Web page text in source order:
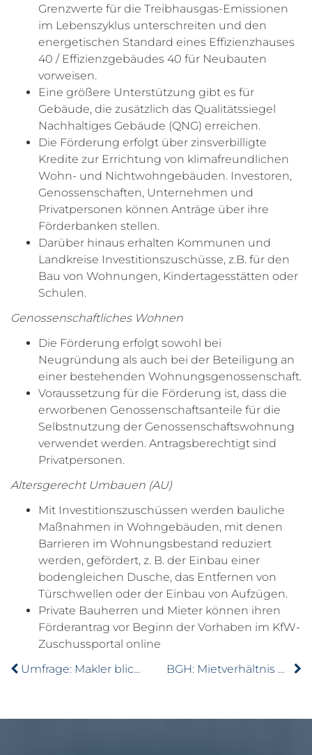
Grenzwerte für die Treibhausgas-Emissionen
im Lebenszyklus unterschreiten und den
energetischen Standard eines Effizienzhauses
40 / Effizienzgebäudes 40 für Neubauten
vorweisen.
Eine größere Unterstützung gibt es für
Gebäude, die zusätzlich das Qualitätssiegel
Nachhaltiges Gebäude (QNG) erreichen.
Die Förderung erfolgt über zinsverbilligte
Kredite zur Errichtung von klimafreundlichen
Wohn- und Nichtwohngebäuden. Investoren,
Genossenschaften, Unternehmen und
Privatpersonen können Anträge über ihre
Förderbanken stellen.
Darüber hinaus erhalten Kommunen und
Landkreise Investitionszuschüsse, z.B. für den
Bau von Wohnungen, Kindertagesstätten oder
Schulen.
Genossenschaftliches Wohnen
Die Förderung erfolgt sowohl bei
Neugründung als auch bei der Beteiligung an
einer bestehenden Wohnungsgenossenschaft.
Voraussetzung für die Förderung ist, dass die
erworbenen Genossenschaftsanteile für die
Selbstnutzung der Genossenschaftswohnung
verwendet werden. Antragsberechtigt sind
Privatpersonen.
Altersgerecht Umbauen (AU)
Mit Investitionszuschüssen werden bauliche
Maßnahmen in Wohngebäuden, mit denen
Barrieren im Wohnungsbestand reduziert
werden, gefördert, z. B. der Einbau einer
bodengleichen Dusche, das Entfernen von
Türschwellen oder der Einbau von Aufzügen.
Private Bauherren und Mieter können ihren
Förderantrag vor Beginn der Vorhaben im KfW-
Zuschussportal online
Umfrage: Makler blicken optimistisch auf das Jahr 2024
BGH: Mietverhältnis bei Streit nicht ohne Weiteres kündbar